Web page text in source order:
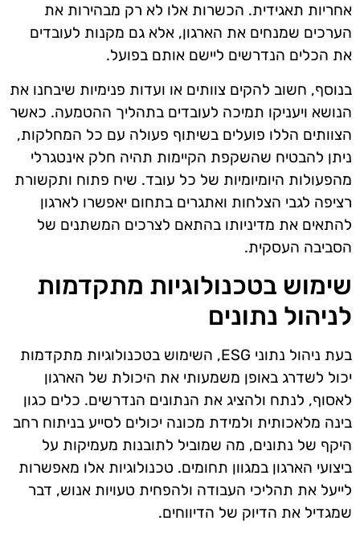
אחריות תאגידית. הכשרות אלו לא רק מבהירות את
הערכים שמנחים את הארגון, אלא גם מקנות לעובדים
את הכלים הנדרשים ליישם אותם בפועל.
בנוסף, חשוב להקים צוותים או ועדות פנימיות שיבחנו את
הנושא ויעניקו תמיכה לעובדים בתהליך ההטמעה. כאשר
הצוותים הללו פועלים בשיתוף פעולה עם כל המחלקות,
ניתן להבטיח שהשקפת הקיימות תהיה חלק אינטגרלי
מהפעולות היומיומיות של כל עובד. שיח פתוח ותקשורת
רציפה לגבי הצלחות ואתגרים בתחום יאפשרו לארגון
להתאים את מדיניותו בהתאם לצרכים המשתנים של
הסביבה העסקית.
שימוש בטכנולוגיות מתקדמות
לניהול נתונים
בעת ניהול נתוני ESG, השימוש בטכנולוגיות מתקדמות
יכול לשדרג באופן משמעותי את היכולת של הארגון
לאסוף, לנתח ולהציג את הנתונים הנדרשים. כלים כגון
בינה מלאכותית ולמידת מכונה יכולים לסייע בניתוח רחב
היקף של נתונים, מה שמוביל לתובנות מעמיקות על
ביצועי הארגון במגוון תחומים. טכנולוגיות אלו מאפשרות
לייעל את תהליכי העבודה ולהפחית טעויות אנוש, דבר
שמגדיל את הדיוק של הדיווחים.